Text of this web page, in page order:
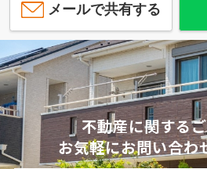
メールで共有する
不動産に関する
お気軽にお問い合わ